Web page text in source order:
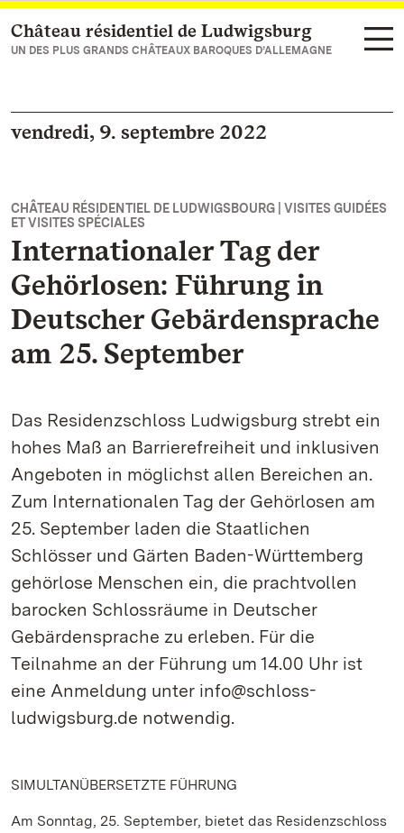
Vers la page d’accueil
Château résidentiel de Ludwigsburg
UN DES PLUS GRANDS CHÂTEAUX BAROQUES D’ALLEMAGNE
vendredi, 9. septembre 2022
CHÂTEAU RÉSIDENTIEL DE LUDWIGSBOURG | VISITES GUIDÉES
ET VISITES SPÉCIALES
Internationaler Tag der
Gehörlosen: Führung in
Deutscher Gebärdensprache
am 25. September
Das Residenzschloss Ludwigsburg strebt ein
hohes Maß an Barrierefreiheit und inklusiven
Angeboten in möglichst allen Bereichen an.
Zum Internationalen Tag der Gehörlosen am
25. September laden die Staatlichen
Schlösser und Gärten Baden-Württemberg
gehörlose Menschen ein, die prachtvollen
barocken Schlossräume in Deutscher
Gebärdensprache zu erleben. Für die
Teilnahme an der Führung um 14.00 Uhr ist
eine Anmeldung unter info@schloss-
ludwigsburg.de notwendig.
SIMULTANÜBERSETZTE FÜHRUNG
Am Sonntag, 25. September, bietet das Residenzschloss